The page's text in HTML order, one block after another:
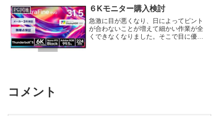
PC関連 ６Kモニター購入検討
急激に目が悪くなり、日によってピント
が合わないことが増えて細かい作業が全
くできなくなりました。そこで目に優し
コメント